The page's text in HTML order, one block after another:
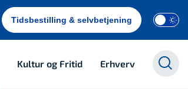
Tidsbestilling & selvbetjening
Kultur og Fritid Erhverv